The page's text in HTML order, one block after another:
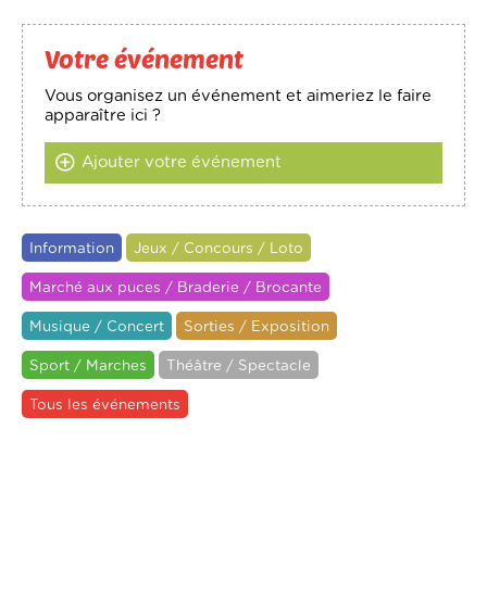
Votre événement
Vous organisez un événement et aimeriez le faire
apparaître ici ?
Ajouter votre événement
Information Jeux / Concours / Loto
Marché aux puces / Braderie / Brocante
Musique / Concert Sorties / Exposition
Sport / Marches Théâtre / Spectacle
Tous les événements